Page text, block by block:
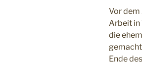
Vor dem
Arbeit in
die
Ende